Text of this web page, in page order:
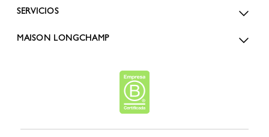
SERVICIOS
MAISON LONGCHAMP